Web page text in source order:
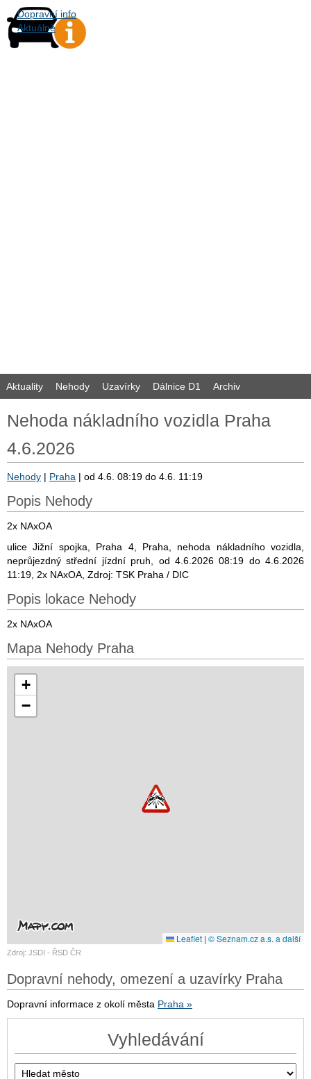
Dopravní info
Aktuálně
Aktuality Nehody Uzavírky Dálnice D1 Archiv
Nehoda nákladního vozidla Praha
4.6.2026
Nehody | Praha | od 4.6. 08:19 do 4.6. 11:19
Popis Nehody
2x NAxOA
ulice Jižní spojka, Praha 4, Praha, nehoda nákladního vozidla,
neprůjezdný střední jízdní pruh, od 4.6.2026 08:19 do 4.6.2026
11:19, 2x NAxOA, Zdroj: TSK Praha / DIC
Popis lokace Nehody
2x NAxOA
Mapa Nehody Praha
+
−
Leaflet | © Seznam.cz a.s. a další
Zdroj: JSDI - ŘSD ČR
Dopravní nehody, omezení a uzavírky Praha
Dopravní informace z okolí města Praha »
Vyhledávání